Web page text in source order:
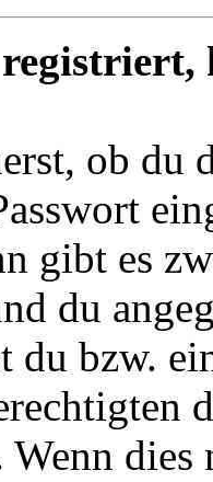
ob du
gibt es
du
du bzw.
Wenn